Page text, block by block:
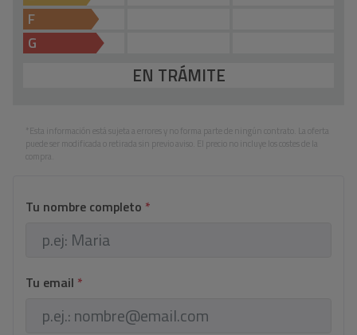
F
G
EN TRÁMITE
*Esta información está sujeta a errores y no forma parte de ningún contrato. La oferta
puede ser modificada o retirada sin previo aviso. El precio no incluye los costes de la
compra.
Tu nombre completo *
Tu email *